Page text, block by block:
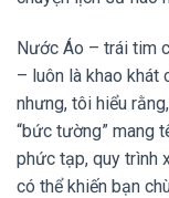
Nước Áo – trái tim
– luôn là khao khát
nhưng, tôi hiểu
“bức tường” mang
phức tạp, quy trình
có thể khiến bạn